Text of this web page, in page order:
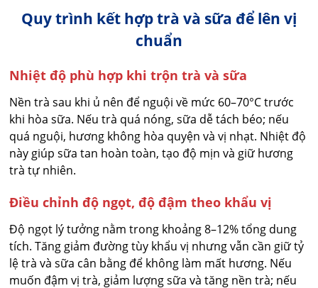
Quy trình kết hợp trà và sữa để lên vị
chuẩn
Nhiệt độ phù hợp khi trộn trà và sữa
Nền trà sau khi ủ nên để nguội về mức 60–70°C trước
khi hòa sữa. Nếu trà quá nóng, sữa dễ tách béo; nếu
quá nguội, hương không hòa quyện và vị nhạt. Nhiệt độ
này giúp sữa tan hoàn toàn, tạo độ mịn và giữ hương
trà tự nhiên.
Điều chỉnh độ ngọt, độ đậm theo khẩu vị
Độ ngọt lý tưởng nằm trong khoảng 8–12% tổng dung
tích. Tăng giảm đường tùy khẩu vị nhưng vẫn cần giữ tỷ
lệ trà và sữa cân bằng để không làm mất hương. Nếu
muốn đậm vị trà, giảm lượng sữa và tăng nền trà; nếu